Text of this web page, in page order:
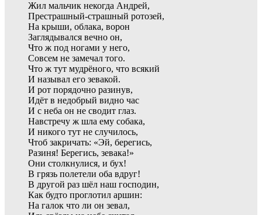
Жил мальчик некогда Андрей,
Престрашный-страшный ротозей,
На крыши, облака, ворон
Заглядывался вечно он,
Что ж под ногами у него,
Совсем не замечал того.
Что ж тут мудрёного, что всякий
И называл его зевакой.
И рот порядочно разинув,
Идёт в недобрый видно час
И с неба он не сводит глаз.
Навстречу ж шла ему собака,
И никого тут не случилось,
Чтоб закричать: «Эй, берегись,
Разиня! Берегись, зевака!»
Они столкнулися, и бух!
В грязь полетели оба вдруг!
В другой раз шёл наш господин,
Как будто проглотил аршин:
На галок что ли он зевал,